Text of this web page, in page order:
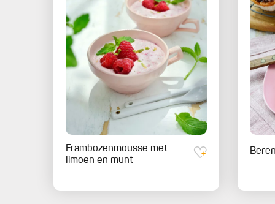
Frambozenmousse met
limoen en munt